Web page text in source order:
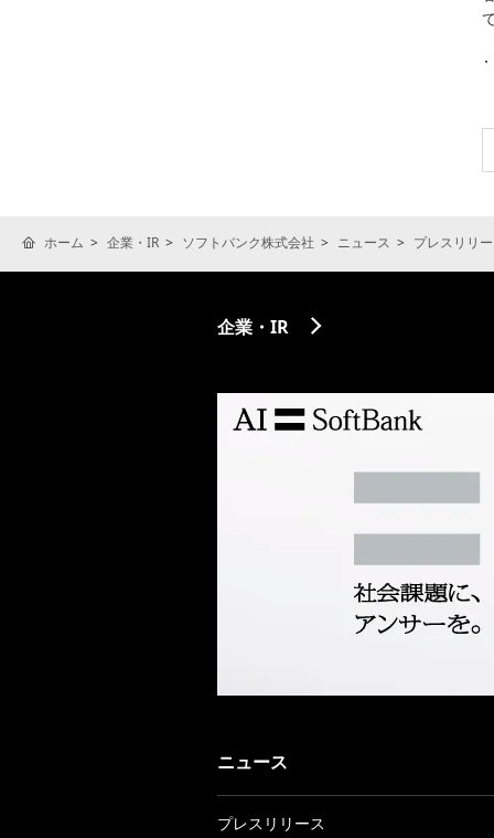
ホーム 企業・IR ソフトバンク株式会社 ニュース プレスリリ
企業・IR
ニュース
プレスリリース